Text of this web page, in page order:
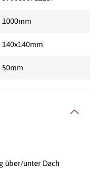
1000mm
140x140mm
50mm
über/unter Dach